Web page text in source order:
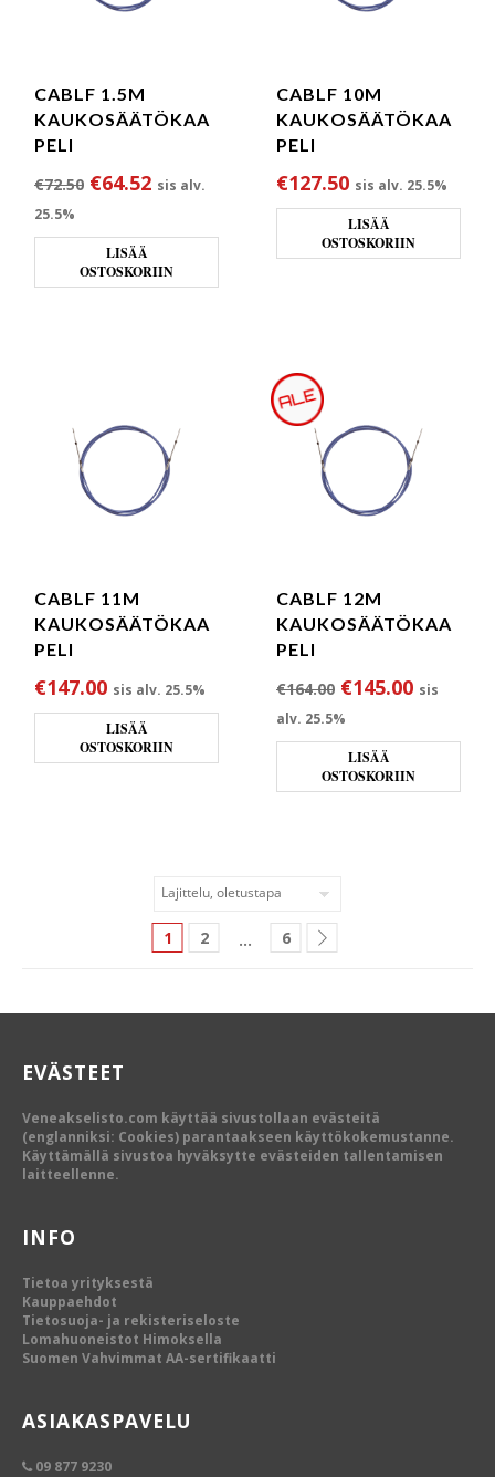
CABLF 1.5M
KAUKOSÄÄTÖKAA
PELI
€72.50 Alkuperäinen hinta oli: €72.50.
€64.52Nykyinen hinta on: €64.52.
sis alv.
25.5%
LISÄÄ
OSTOSKORIIN
CABLF 10M
KAUKOSÄÄTÖKAA
PELI
€127.50 sis alv. 25.5%
LISÄÄ
OSTOSKORIIN
CABLF 11M
KAUKOSÄÄTÖKAA
PELI
€147.00 sis alv. 25.5%
LISÄÄ
OSTOSKORIIN
CABLF 12M
KAUKOSÄÄTÖKAA
PELI
€164.00 Alkuperäinen
€145.00 sis
alv. 25.5%
LISÄÄ
OSTOSKORIIN
1 2 … 6
EVÄSTEET
Veneakselisto.com käyttää sivustollaan evästeitä
(englanniksi: Cookies) parantaakseen käyttökokemustanne.
Käyttämällä sivustoa hyväksytte evästeiden tallentamisen
laitteellenne.
INFO
Tietoa yrityksestä
Kauppaehdot
Tietosuoja- ja rekisteriseloste
Lomahuoneistot Himoksella
Suomen Vahvimmat AA-sertifikaatti
ASIAKASPAVELU
09 877 9230